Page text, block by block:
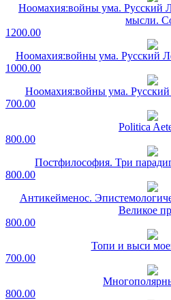
Ноомахия:войны ума. Русский
мысли.
1200.00
Ноомахия:войны ума. Русский
1000.00
Ноомахия:войны ума.
700.00
Politica
800.00
Постфилософия. Три
800.00
Антикейменос.
Великое
800.00
Топи и выси
700.00
800.00